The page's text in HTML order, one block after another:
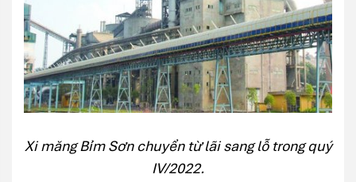
Xi măng Bỉm Sơn chuyển từ lãi sang lỗ trong quý
IV/2022.